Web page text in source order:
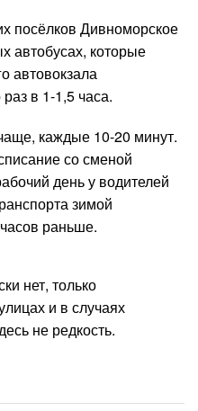
посёлков Дивноморское
автобусах, которые
автовокзала
в 1-1,5 часа.
каждые 10-20 минут.
со сменой
день у водителей
зимой
раньше.
нет, только
и в случаях
не редкость.